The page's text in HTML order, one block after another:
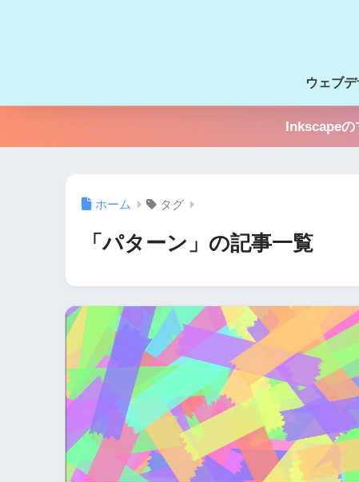
ウェブ
Inkscape
ホーム タグ
「パターン」の記事一覧